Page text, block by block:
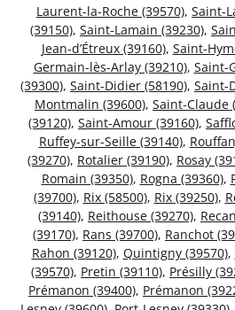
Laurent-la-Roche (39570), Saint-
(39150), Saint-Lamain (39230),
Jean-d’Étreux (39160), Saint-
Germain-lès-Arlay (39210), Saint-
(39300), Saint-Didier (58190), Saint-
Montmalin (39600), Saint-Claude
(39120), Saint-Amour (39160),
Ruffey-sur-Seille (39140),
(39270), Rotalier (39190), Rosay
Romain (39350), Rogna (39360),
(39700), Rix (58500), Rix (39250),
(39140), Reithouse (39270),
(39170), Rans (39700), Ranchot
Rahon (39120), Quintigny (39570),
(39570), Pretin (39110), Présilly
Prémanon (39400), Prémanon